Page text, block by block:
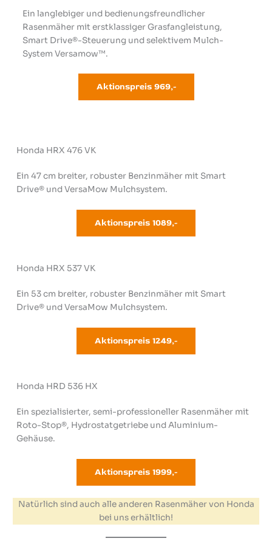
Ein langlebiger und bedienungsfreundlicher
Rasenmäher mit erstklassiger Grasfangleistung,
Smart Drive®-Steuerung und selektivem Mulch-
System Versamow™.
Aktionspreis 969,-
Honda HRX 476 VK
Ein 47 cm breiter, robuster Benzinmäher mit Smart
Drive® und VersaMow Mulchsystem.
Aktionspreis 1089,-
Honda HRX 537 VK
Ein 53 cm breiter, robuster Benzinmäher mit Smart
Drive® und VersaMow Mulchsystem.
Aktionspreis 1249,-
Honda HRD 536 HX
Ein spezialisierter, semi-professioneller Rasenmäher mit
Roto-Stop®, Hydrostatgetriebe und Aluminium-
Gehäuse.
Aktionspreis 1999,-
Natürlich sind auch alle anderen Rasenmäher von Honda
bei uns erhältlich!